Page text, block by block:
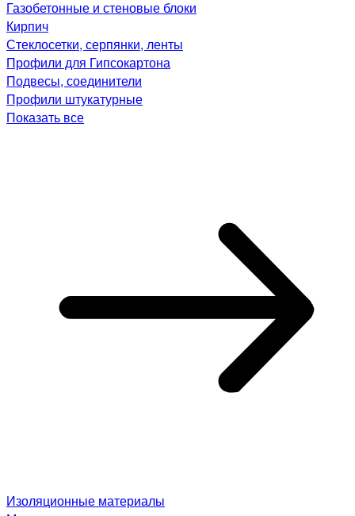
Газобетонные и стеновые блоки
Кирпич
Стеклосетки, серпянки, ленты
Профили для Гипсокартона
Подвесы, соединители
Профили штукатурные
Показать все
Изоляционные материалы